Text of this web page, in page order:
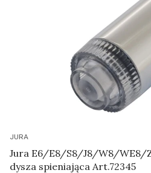
JURA
Jura E6/E8/S8/J8/W8/WE8/
dysza spieniająca Art.72345